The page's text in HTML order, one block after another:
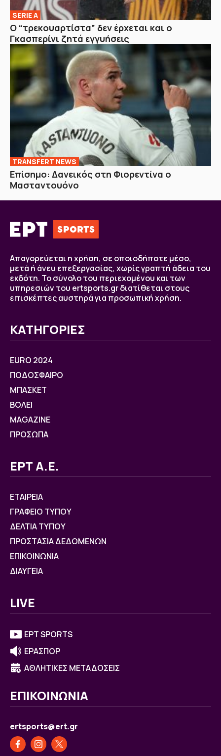
SERIE A
Ο “τρεκουαρτίστα” δεν έρχεται και ο
Γκασπερίνι ζητά εγγυήσεις
TRANSFERT NEWS
Επίσημο: Δανεικός στη Φιορεντίνα ο
Μασταντουόνο
Απαγορεύεται η χρήση, σε οποιοδήποτε μέσο,
μετά ή άνευ επεξεργασίας, χωρίς γραπτή άδεια του
εκδότη. Το σύνολο του περιεχομένου και των
υπηρεσιών του ertsports.gr διατίθεται στους
επισκέπτες αυστηρά για προσωπική χρήση.
ΚΑΤΗΓΟΡΙΕΣ
EURO 2024
ΠΟΔΟΣΦΑΙΡΟ
ΜΠΑΣΚΕΤ
ΒOΛΕΙ
MAGAZINE
ΠΡΟΣΩΠΑ
ΕΡΤ Α.Ε.
ΕΤΑΙΡΕΙΑ
ΓΡΑΦΕΙΟ ΤΥΠΟΥ
ΔΕΛΤΙΑ ΤΥΠΟΥ
ΠΡΟΣΤΑΣΙΑ ΔΕΔΟΜΕΝΩΝ
ΕΠΙΚΟΙΝΩΝΙΑ
ΔΙΑΥΓΕΙΑ
LIVE
ΕΡΤ SPORTS
ΕΡΑΣΠΟΡ
ΑΘΛΗΤΙΚΕΣ ΜΕΤΑΔΟΣΕΙΣ
ΕΠΙΚΟΙΝΩΝΙΑ
ertsports@ert.gr